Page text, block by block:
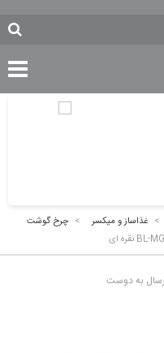
> غذاساز و میکسر > چرخ گوشت
به دوست